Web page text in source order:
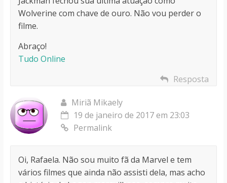
Wolverine com chave de ouro. Não vou perder o
filme.
Abraço!
Tudo Online
Resposta
Miriã Mikaely
19 de janeiro de 2017 em 23:03
Permalink
Oi, Rafaela. Não sou muito fã da Marvel e tem
vários filmes que ainda não assisti dela, mas acho